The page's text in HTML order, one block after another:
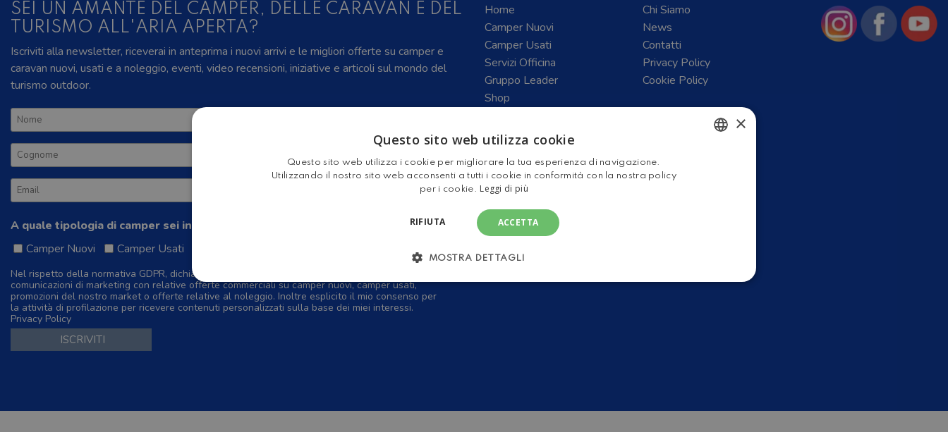
SEI UN AMANTE DEL CAMPER, DELLE CARAVAN E DEL
TURISMO ALL'ARIA APERTA?
Iscriviti alla newsletter, riceverai in anteprima i nuovi arrivi e le migliori offerte su camper e
caravan nuovi, usati e a noleggio, eventi, video recensioni, iniziative e articoli sul mondo del
turismo outdoor.
A quale tipologia di camper sei interessato?
Camper Nuovi
Camper Usati
Nel rispetto della normativa GDPR, dichiaro di dare il mio consenso per ricevere tramite email
comunicazioni di marketing con relative offerte commerciali su camper nuovi, camper usati,
promozioni del nostro market o offerte relative al noleggio. Inoltre esplicito il mio consenso per
la attività di profilazione per ricevere contenuti personalizzati sulla base dei miei interessi.
Privacy Policy
Home
Camper Nuovi
Camper Usati
Servizi Officina
Gruppo Leader
Shop
Chi Siamo
News
Contatti
Privacy Policy
Cookie Policy
×
Questo sito web utilizza cookie
Questo sito web utilizza i cookie per migliorare la tua esperienza di navigazione.
Utilizzando il nostro sito web acconsenti a tutti i cookie in conformità con la nostra policy
per i cookie. Leggi di più
ACCETTA
RIFIUTA
MOSTRA DETTAGLI